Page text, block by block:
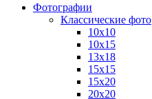
Фотографии
Классические фото
10х10
10х15
13х18
15х15
15х20
20х20